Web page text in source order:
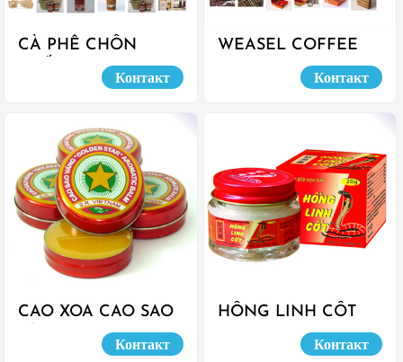
CÀ PHÊ CHỒN
PHỐI TRỘN
Контакт
WEASEL COFFEE
MOCHA BRIDGE
Контакт
CAO XOA CAO SAO
Контакт
HỒNG LINH CỐT
Контакт